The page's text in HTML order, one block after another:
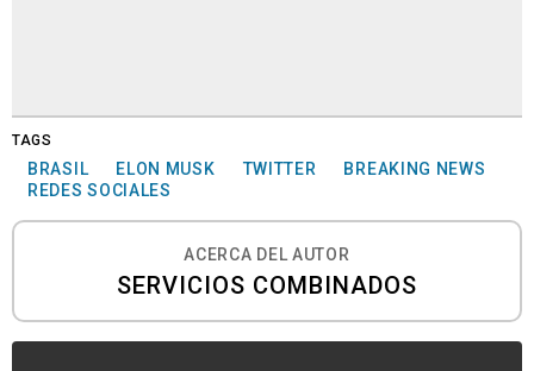
TAGS
BRASIL ELON MUSK TWITTER
BREAKING NEWS
REDES SOCIALES
ACERCA DEL AUTOR
SERVICIOS COMBINADOS